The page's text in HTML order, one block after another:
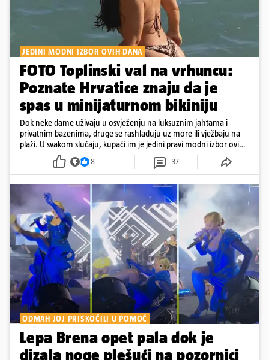
JEDINI MODNI IZBOR OVIH DANA
FOTO Toplinski val na vrhuncu:
Poznate Hrvatice znaju da je
spas u minijaturnom bikiniju
Dok neke dame uživaju u osvježenju na luksuznim jahtama i
privatnim bazenima, druge se rashlađuju uz more ili vježbaju na
plaži. U svakom slučaju, kupaći im je jedini pravi modni izbor ovih
8 37
ODMAH JOJ PRISKOČILI U POMOĆ
Lepa Brena opet pala dok je
dizala noge plešući na pozornici